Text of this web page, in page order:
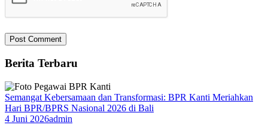
Berita Terbaru
Semangat Kebersamaan dan Transformasi: BPR Kanti Meriahkan
Hari BPR/BPRS Nasional 2026 di Bali
4 Juni 2026admin